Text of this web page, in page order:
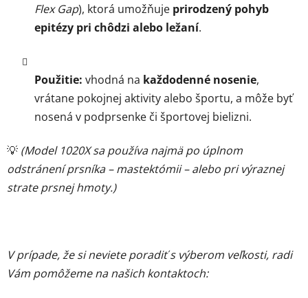
Flex Gap), ktorá umožňuje prirodzený pohyb
epitézy pri chôdzi alebo ležaní.
Použitie: vhodná na každodenné nosenie,
vrátane pokojnej aktivity alebo športu, a môže byť
nosená v podprsenke či športovej bielizni.
💡 (Model 1020X sa používa najmä po úplnom
odstránení prsníka – mastektómii – alebo pri výraznej
strate prsnej hmoty.)
V prípade, že si neviete poradiť s výberom veľkosti, radi
Vám pomôžeme na našich kontaktoch: